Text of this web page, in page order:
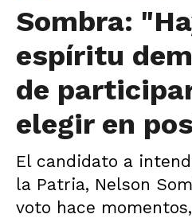
Sombra:
espíritu
de
elegir en
El candidato a
la Patria, Nelson
voto hace